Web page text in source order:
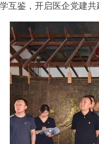
互鉴，开启医企党建共